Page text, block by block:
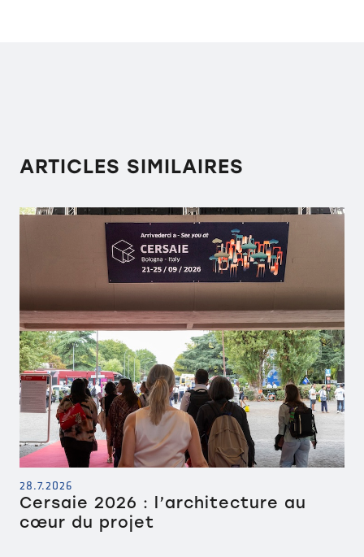
ARTICLES SIMILAIRES
28.7.2026
Cersaie 2026 : l’architecture au
cœur du projet